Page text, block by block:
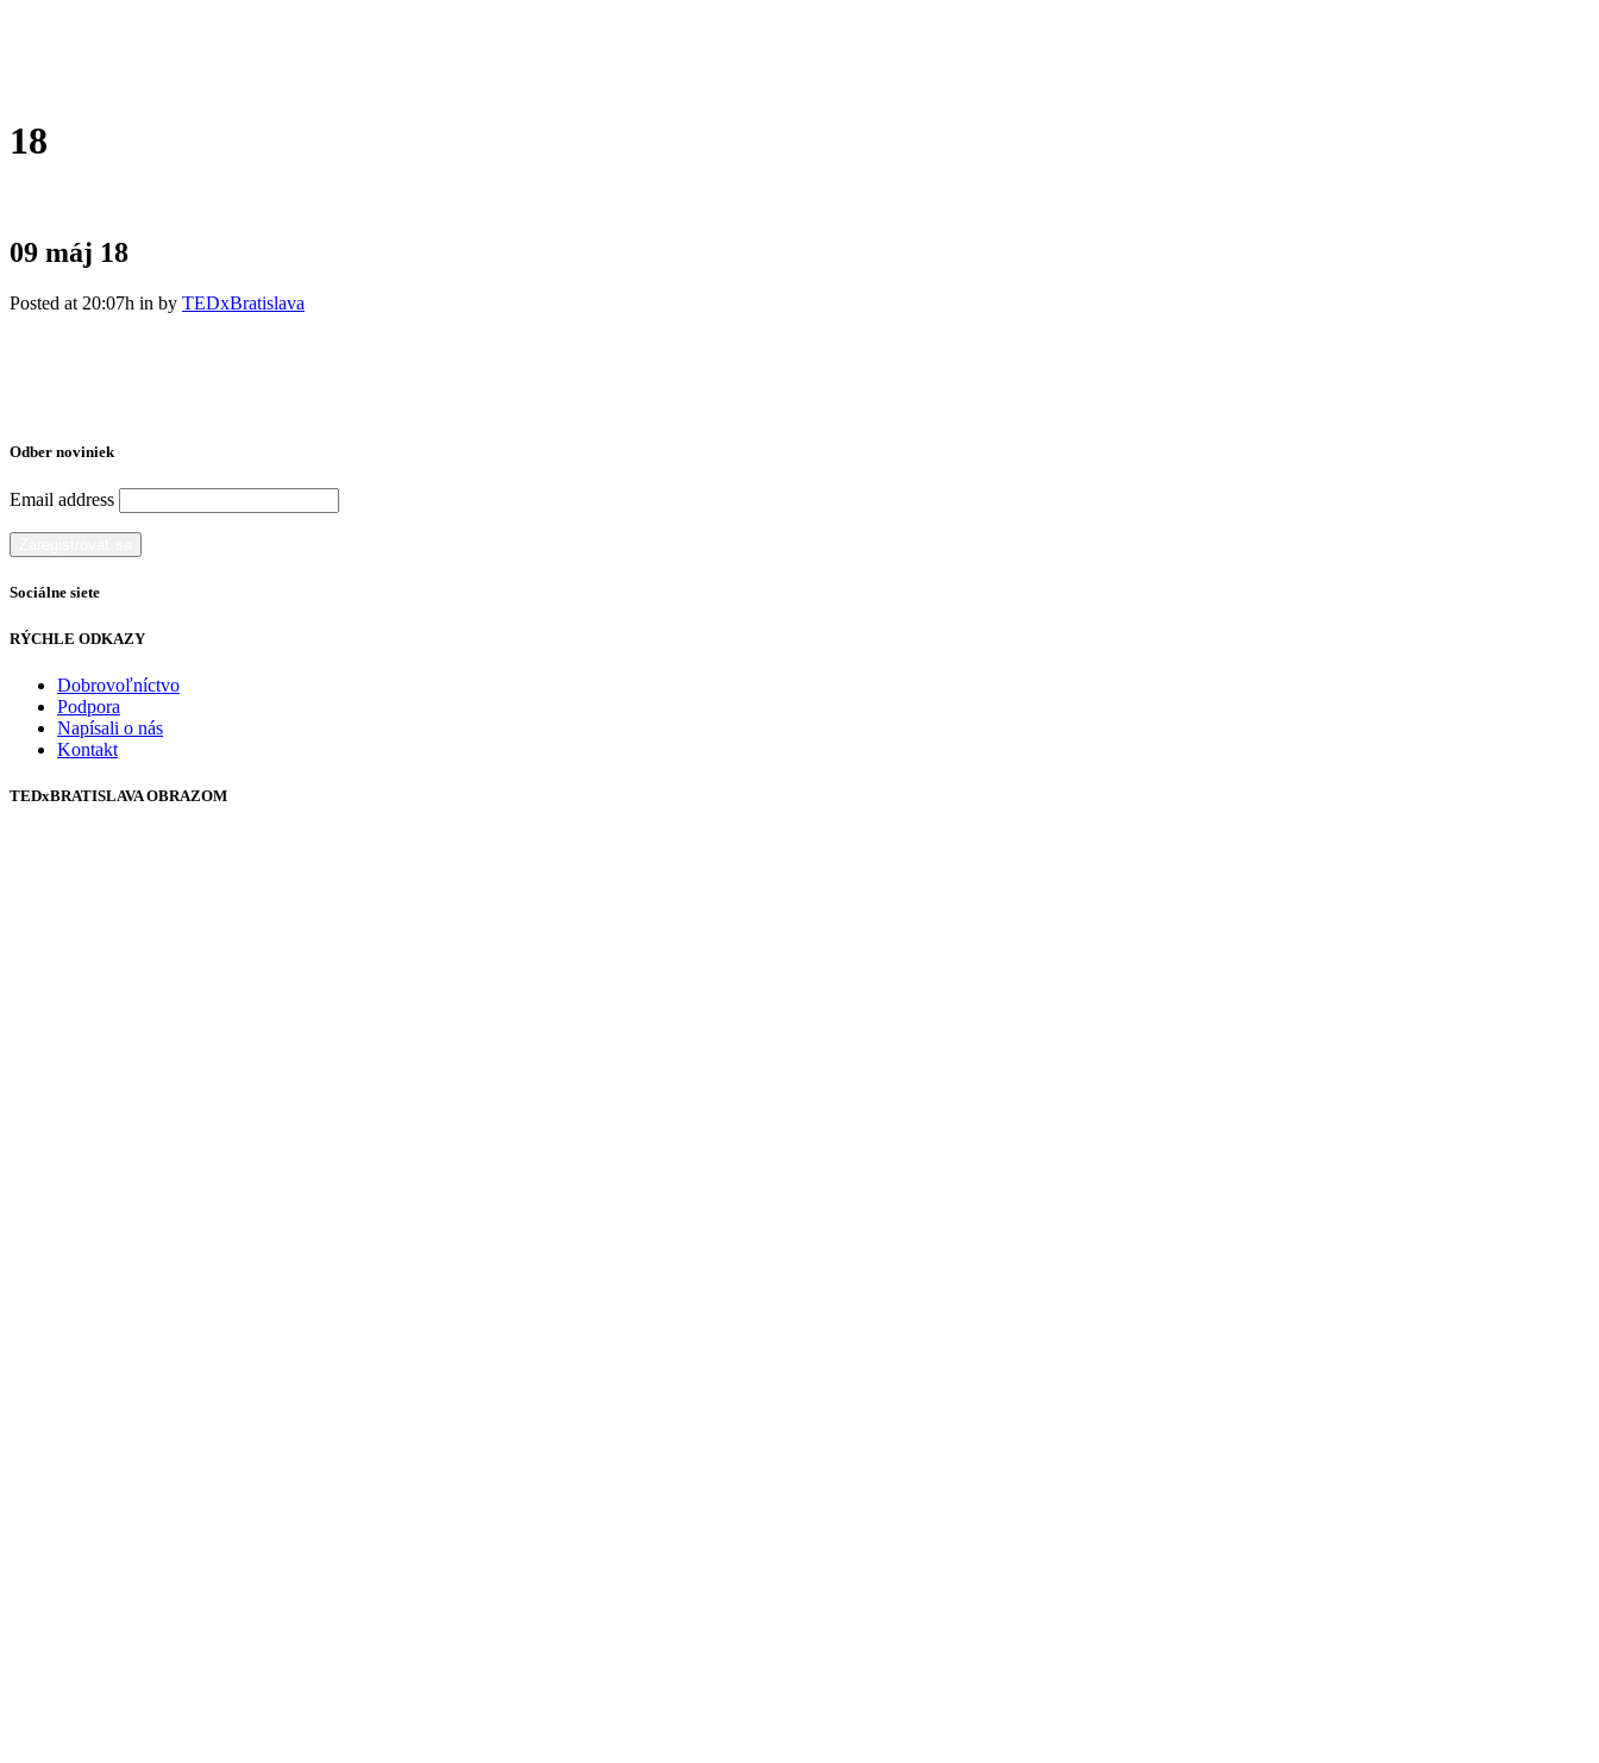
18
09 máj 18
Posted at 20:07h in by TEDxBratislava
Odber noviniek
Email address
Sociálne siete
RÝCHLE ODKAZY
Dobrovoľníctvo
Podpora
Napísali o nás
Kontakt
TEDxBRATISLAVA OBRAZOM